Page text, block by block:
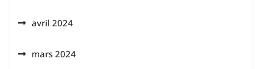
avril 2024
mars 2024